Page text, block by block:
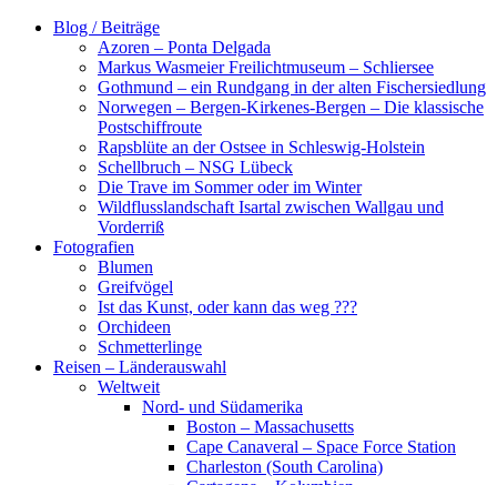
Zum
Blog / Beiträge
Azoren – Ponta Delgada
Markus Wasmeier Freilichtmuseum – Schliersee
Gothmund – ein Rundgang in der alten Fischersiedlung
Norwegen – Bergen-Kirkenes-Bergen – Die klassische
Postschiffroute
Rapsblüte an der Ostsee in Schleswig-Holstein
Schellbruch – NSG Lübeck
Die Trave im Sommer oder im Winter
Wildflusslandschaft Isartal zwischen Wallgau und
Vorderriß
Fotografien
Blumen
Greifvögel
Ist das Kunst, oder kann das weg ???
Orchideen
Schmetterlinge
Reisen – Länderauswahl
Weltweit
Nord- und Südamerika
Boston – Massachusetts
Cape Canaveral – Space Force Station
Charleston (South Carolina)